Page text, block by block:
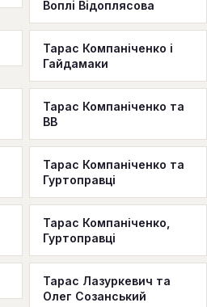
Воплi Вiдоплясова
Тарас Компаніченко і
Гайдамаки
Тарас Компаніченко та
ВВ
Тарас Компаніченко та
Гуртоправці
Тарас Компаніченко,
Гуртоправці
Тарас Лазуркевич та
Олег Созанський